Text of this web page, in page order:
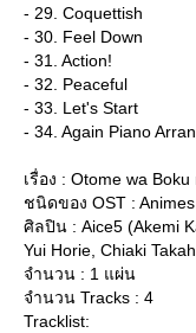
- 29. Coquettish
- 30. Feel Down
- 31. Action!
- 32. Peaceful
- 33. Let's Start
- 34. Again Piano
เรื่อง : Otome wa
ชนิดของ OST : Animes
ศิลปิน : Aice5 (Akemi
Yui Horie, Chiaki
จำนวน : 1 แผ่น
จำนวน Tracks : 4
Tracklist: